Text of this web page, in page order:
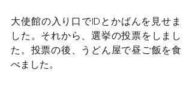
大使館の入り口でIDとかばんを見せま
した。それから、選挙の投票をしまし
た。投票の後、うどん屋で昼ご飯を食
べました。